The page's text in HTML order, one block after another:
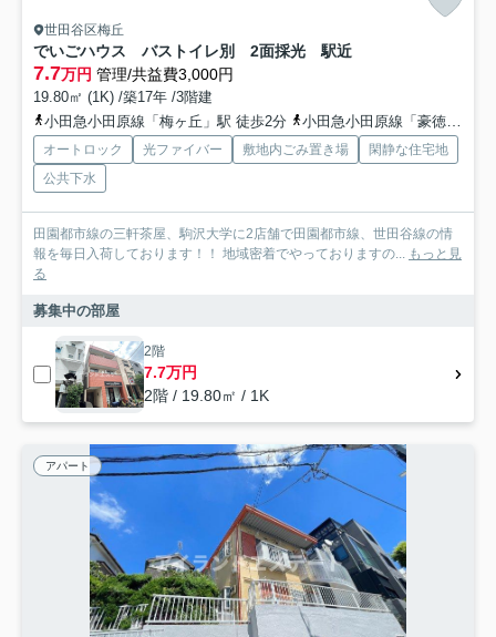
世田谷区梅丘
でいごハウス バストイレ別 2面採光 駅近
7.7万円 管理/共益費3,000円
19.80㎡ (1K) /築17年 /3階建
小田急小田原線「梅ヶ丘」駅 徒歩2分
小田急小田原線「豪徳寺」駅 徒歩10分
オートロック 光ファイバー 敷地内ごみ置き場
閑静な住宅地
公共下水
田園都市線の三軒茶屋、駒沢大学に2店舗で田園都市線、世田谷線の情
報を毎日入荷しております！！ 地域密着でやっておりますの... もっと見
る
募集中の部屋
2階
7.7万円
2階 / 19.80㎡ / 1K
アパート